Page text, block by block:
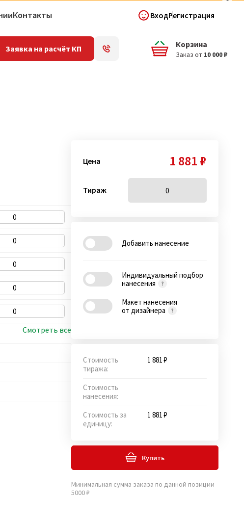
Контакты ВходРегистрация
Корзина
Заказ от 10 000 ₽
Заявка на расчёт КП
Смотреть все
Цена 1 881 ₽
Тираж
Добавить нанесение
Индивидуальный подбор
нанесения
Макет нанесения
от дизайнера
Стоимость
тиража:
1 881 ₽
Стоимость
нанесения:
Стоимость за
единицу:
1 881 ₽
Купить
Минимальная сумма заказа по данной позиции
5000 ₽